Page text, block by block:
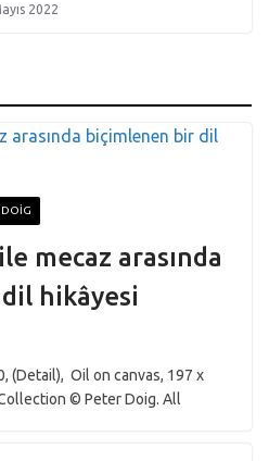
2022
DOIG
mecaz arasında
hikâyesi
(Detail), Oil on canvas, 197 x
© Peter Doig. All